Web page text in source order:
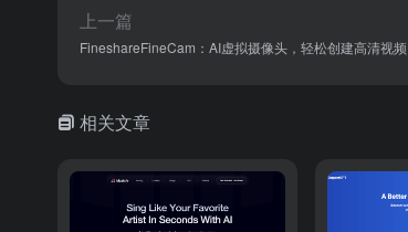
上一篇
FineshareFineCam：AI虚拟摄像头，轻松创建高清视频
相关文章